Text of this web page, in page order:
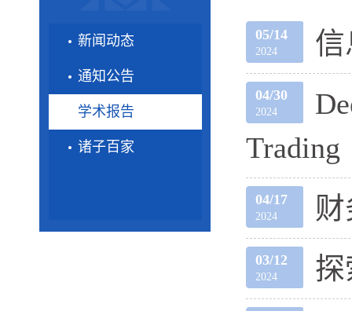
新闻动态
通知公告
学术报告
诸子百家
05/14
2024
04/30
2024
Trading
04/17
2024
03/12
2024